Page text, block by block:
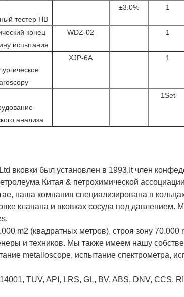
тестер HB
±3.0% 1
конец
испытания
WDZ-02 1
XJP-6A 1
анализа
1Set
вковки был установлен в 1993.It член
Китая & петрохимической
наша компания специализирована в
клапана и вковках сосуда под давлением.
m2 (квадратных метров), строя зону 70.000
и техников. Мы также имеем нашу
metalloscope, испытание спектрометра,
TUV, API, LRS, GL, BV, ABS, DNV,